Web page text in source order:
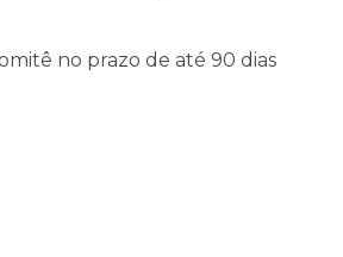
no prazo de até 90 dias